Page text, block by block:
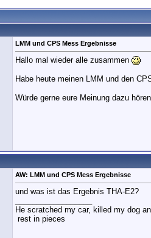
LMM und CPS Mess Ergebnisse
Hallo mal wieder alle zusammen
Habe heute meinen LMM und den
Würde gerne eure Meinung dazu
AW: LMM und CPS Mess Ergebnisse
und was ist das Ergebnis THA-E2?
He scratched my car, killed my dog
rest in pieces